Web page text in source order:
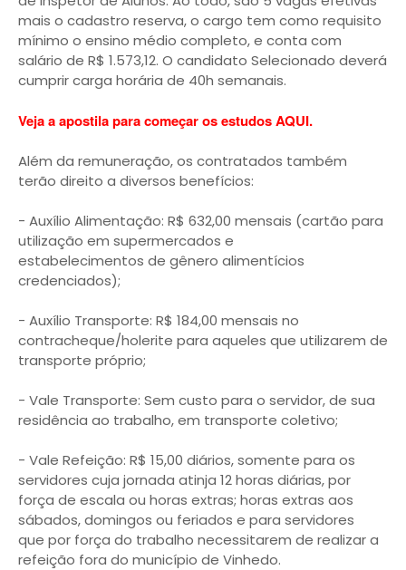
mais o cadastro reserva, o cargo tem como requisito
mínimo o ensino médio completo, e conta com
salário de R$ 1.573,12. O candidato Selecionado deverá
cumprir carga horária de 40h semanais.
Veja a apostila para começar os estudos AQUI.
Além da remuneração, os contratados também
terão direito a diversos benefícios:
- Auxílio Alimentação: R$ 632,00 mensais (cartão para
utilização em supermercados e
estabelecimentos de gênero alimentícios
credenciados);
- Auxílio Transporte: R$ 184,00 mensais no
contracheque/holerite para aqueles que utilizarem de
transporte próprio;
- Vale Transporte: Sem custo para o servidor, de sua
residência ao trabalho, em transporte coletivo;
- Vale Refeição: R$ 15,00 diários, somente para os
servidores cuja jornada atinja 12 horas diárias, por
força de escala ou horas extras; horas extras aos
sábados, domingos ou feriados e para servidores
que por força do trabalho necessitarem de realizar a
refeição fora do município de Vinhedo.